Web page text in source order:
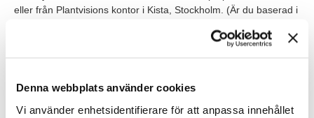
Denna webbplats använder cookies
Vi använder enhetsidentifierare för att anpassa innehållet
eller från Plantvisions kontor i Kista, Stockholm. (Är du baserad i
där). När du är varm i kläderna i arbetet och hos kund finns det
Du blir en del av ett kompetent och sammansvetsat team som
rapporterar till konsultchefen. Som nyanställd hos Plantvision
kommer du gå ett onboarding-program för PYP Programmet.